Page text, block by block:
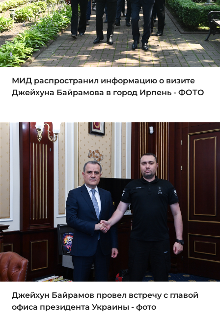
МИД распространил информацию о визите
Джейхуна Байрамова в город Ирпень - ФОТО
Джейхун Байрамов провел встречу с главой
офиса президента Украины - фото